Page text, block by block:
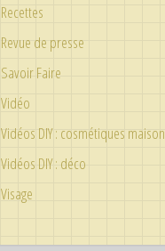
Recettes
Revue de presse
Savoir Faire
Vidéo
Vidéos DIY : cosmétiques maison
Vidéos DIY : déco
Visage